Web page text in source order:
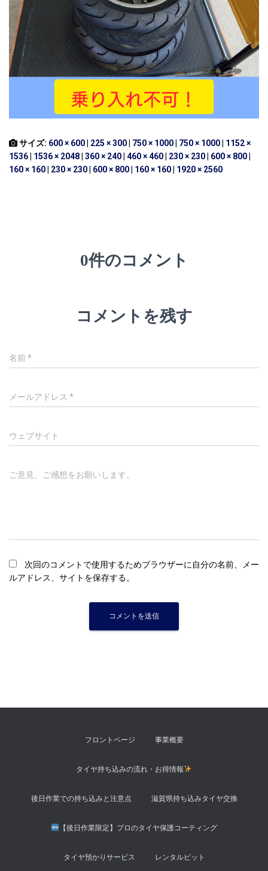
サイズ: 600 × 600 225 × 300 750 × 1000 750 × 1000
1152 ×
1536
1536 × 2048 360 × 240 460 × 460 230 × 230 600 × 800
160 × 160
230 × 230 600 × 800 160 × 160 1920 × 2560
0件のコメント
コメントを残す
名前*
メールアドレス *
ウェブサイト
ご意見、ご感想をお願いします。
次回のコメントで使用するためブラウザーに自分の名前、メー
ルアドレス、サイトを保存する。
フロントページ 事業概要
タイヤ持ち込みの流れ・お得情報
後日作業での持ち込みと注意点 滋賀県持ち込みタイヤ交換
【後日作業限定】プロのタイヤ保護コーティング
タイヤ預かりサービス レンタルピット